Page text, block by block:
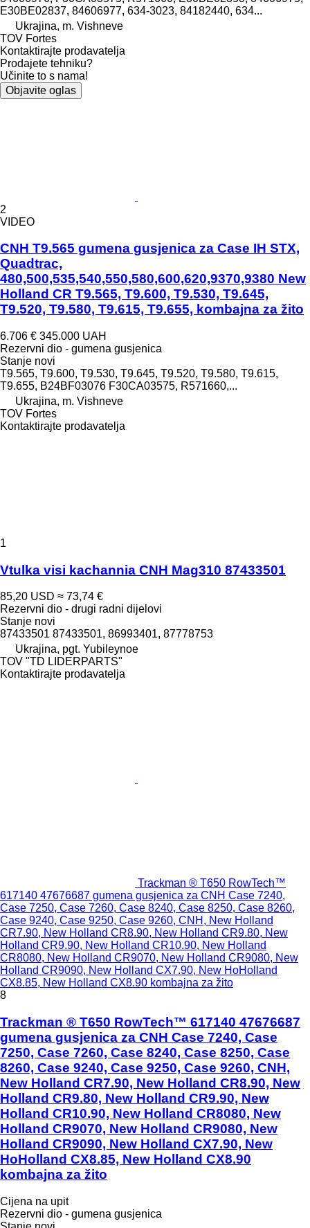
E30BE02837, 84606977, 634-3023, 84182440, 634...
Ukrajina, m. Vishneve
TOV Fortes
Kontaktirajte prodavatelja
Prodajete tehniku?
Učinite to s nama!
Objavite oglas
2
VIDEO
CNH T9.565 gumena gusjenica za Case IH STX,
Quadtrac,
480,500,535,540,550,580,600,620,9370,9380 New
Holland CR T9.565, T9.600, T9.530, T9.645,
T9.520, T9.580, T9.615, T9.655, kombajna za žito
6.706 € 345.000 UAH
Rezervni dio - gumena gusjenica
Stanje novi
T9.565, T9.600, T9.530, T9.645, T9.520, T9.580, T9.615,
T9.655, B24BF03076 F30CA03575, R571660,...
Ukrajina, m. Vishneve
TOV Fortes
Kontaktirajte prodavatelja
1
Vtulka visi kachannia CNH Mag310 87433501
85,20 USD ≈ 73,74 €
Rezervni dio - drugi radni dijelovi
Stanje novi
87433501 87433501, 86993401, 87778753
Ukrajina, pgt. Yubileynoe
TOV "TD LIDERPARTS"
Kontaktirajte prodavatelja
Trackman ® T650 RowTech™
617140 47676687 gumena gusjenica za CNH Case 7240,
Case 7250, Case 7260, Case 8240, Case 8250, Case 8260,
Case 9240, Case 9250, Case 9260, CNH, New Holland
CR7.90, New Holland CR8.90, New Holland CR9.80, New
Holland CR9.90, New Holland CR10.90, New Holland
CR8080, New Holland CR9070, New Holland CR9080, New
Holland CR9090, New Holland CX7.90, New HoHolland
CX8.85, New Holland CX8.90 kombajna za žito
8
Trackman ® T650 RowTech™ 617140 47676687
gumena gusjenica za CNH Case 7240, Case
7250, Case 7260, Case 8240, Case 8250, Case
8260, Case 9240, Case 9250, Case 9260, CNH,
New Holland CR7.90, New Holland CR8.90, New
Holland CR9.80, New Holland CR9.90, New
Holland CR10.90, New Holland CR8080, New
Holland CR9070, New Holland CR9080, New
Holland CR9090, New Holland CX7.90, New
HoHolland CX8.85, New Holland CX8.90
kombajna za žito
Cijena na upit
Rezervni dio - gumena gusjenica